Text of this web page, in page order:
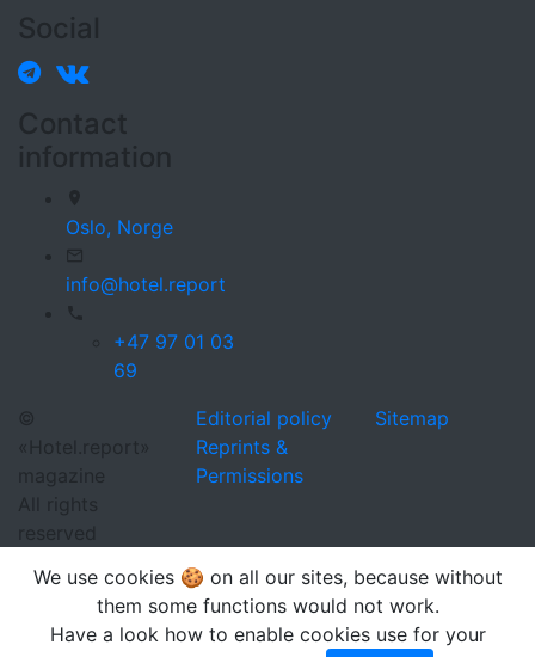
Social
Contact
information
Oslo, Norge
info@hotel.report
+47 97 01 03
69
©
«Hotel.report»
magazine
All rights
reserved
Editorial policy
Reprints &
Permissions
Sitemap
We use cookies 🍪 on all our sites, because without
them some functions would not work.
Have a look how to enable cookies use for your